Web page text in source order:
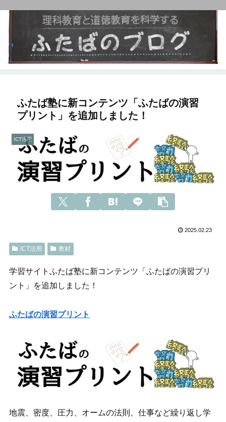
ふたば塾に新コンテンツ「ふたばの演習
プリント」を追加しました！
ICT活用
2025.02.23
ICT活用 教材
学習サイトふたば塾に新コンテンツ「ふたばの演習プリ
ント」を追加しました！
ふたばの演習プリント
地震、密度、圧力、オームの法則、仕事など繰り返し学